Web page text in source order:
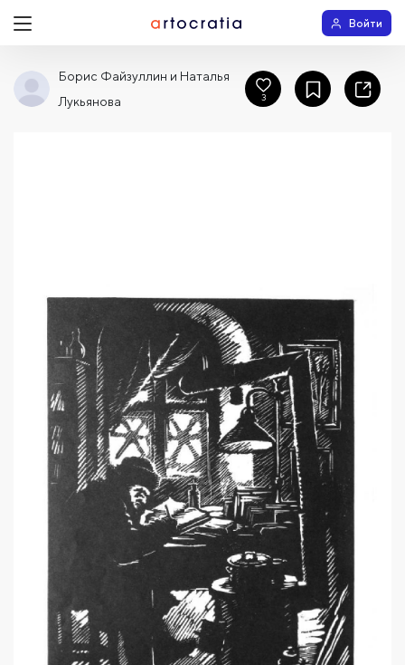
Войти
Борис Файзуллин и Наталья
Лукьянова
3